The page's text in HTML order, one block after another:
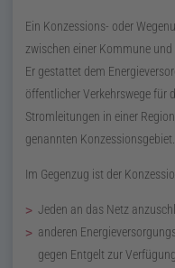
Ein Konzessions- oder
zwischen einer Kommune
Er gestattet dem
öffentlicher Verkehrswege für
Stromleitungen in einer
genannten Konzessionsgebiet.
Im Gegenzug ist der
Jeden an das Netz
anderen
gegen Entgelt zur